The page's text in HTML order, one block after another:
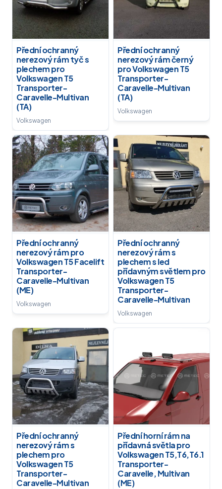
Přední ochranný
nerezový rám tyč s
plechem pro
Volkswagen T5
Transporter-
Caravelle-Multivan
(TA)
Volkswagen
Přední ochranný
nerezový rám černý
pro Volkswagen T5
Transporter-
Caravelle-Multivan
(TA)
Volkswagen
Přední ochranný
nerezový rám pro
Volkswagen T5 Facelift
Transporter-
Caravelle-Multivan
(ME)
Volkswagen
Přední ochranný
nerezový rám s
plechem s led
přídavným světlem pro
Volkswagen T5
Transporter-
Caravelle-Multivan
Volkswagen
Přední ochranný
nerezový rám s
plechem pro
Volkswagen T5
Transporter-
Caravelle-Multivan
Přední horní rám na
přídavná světla pro
Volkswagen T5,T6,T6.1
Transporter-
Caravelle, Multivan
(ME)